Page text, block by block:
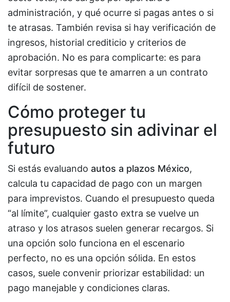
administración, y qué ocurre si pagas antes o si
te atrasas. También revisa si hay verificación de
ingresos, historial crediticio y criterios de
aprobación. No es para complicarte: es para
evitar sorpresas que te amarren a un contrato
difícil de sostener.
Cómo proteger tu
presupuesto sin adivinar el
futuro
Si estás evaluando autos a plazos México,
calcula tu capacidad de pago con un margen
para imprevistos. Cuando el presupuesto queda
“al límite”, cualquier gasto extra se vuelve un
atraso y los atrasos suelen generar recargos. Si
una opción solo funciona en el escenario
perfecto, no es una opción sólida. En estos
casos, suele convenir priorizar estabilidad: un
pago manejable y condiciones claras.